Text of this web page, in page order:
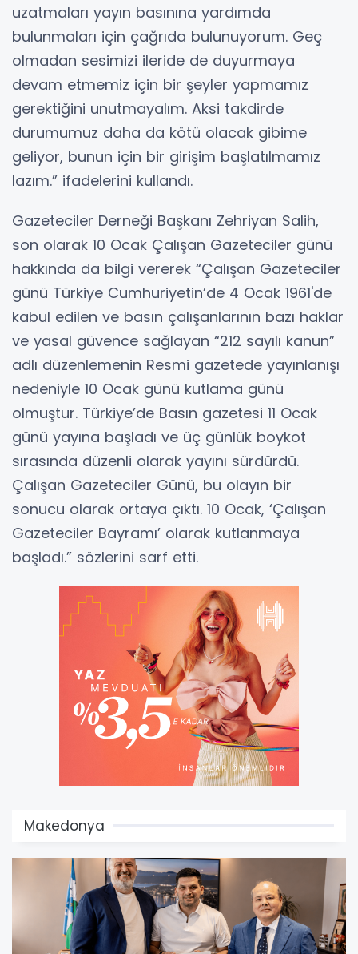
uzatmaları yayın basınına yardımda
bulunmaları için çağrıda bulunuyorum. Geç
olmadan sesimizi ileride de duyurmaya
devam etmemiz için bir şeyler yapmamız
gerektiğini unutmayalım. Aksi takdirde
durumumuz daha da kötü olacak gibime
geliyor, bunun için bir girişim başlatılmamız
lazım.” ifadelerini kullandı.
Gazeteciler Derneği Başkanı Zehriyan Salih,
son olarak 10 Ocak Çalışan Gazeteciler günü
hakkında da bilgi vererek “Çalışan Gazeteciler
günü Türkiye Cumhuriyetin’de 4 Ocak 1961'de
kabul edilen ve basın çalışanlarının bazı haklar
ve yasal güvence sağlayan “212 sayılı kanun”
adlı düzenlemenin Resmi gazetede yayınlanışı
nedeniyle 10 Ocak günü kutlama günü
olmuştur. Türkiye’de Basın gazetesi 11 Ocak
günü yayına başladı ve üç günlük boykot
sırasında düzenli olarak yayını sürdürdü.
Çalışan Gazeteciler Günü, bu olayın bir
sonucu olarak ortaya çıktı. 10 Ocak, ‘Çalışan
Gazeteciler Bayramı’ olarak kutlanmaya
başladı.” sözlerini sarf etti.
Makedonya